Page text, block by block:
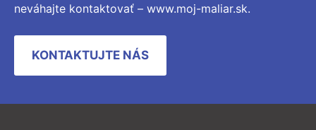
neváhajte kontaktovať – www.moj-maliar.sk.
KONTAKTUJTE NÁS